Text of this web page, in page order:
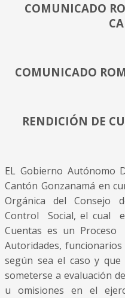
COMUNICADO
COMUNICADO
RENDICIÓN DE
EL Gobierno Autónomo
Cantón Gonzanamá en
Orgánica del Consejo
Control Social, el cual
Cuentas es un
Autoridades,
según sea el caso y
someterse a evaluación
u omisiones en el